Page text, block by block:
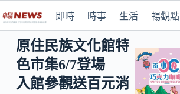
即時 時事 生活 暢觀點
原住民族文化館特
色市集6/7登場
入館參觀送百元消